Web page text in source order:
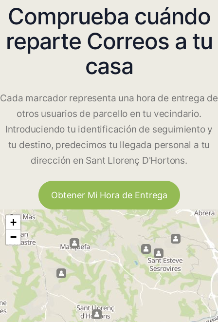
Comprueba cuándo
reparte Correos a tu
casa
Cada marcador representa una hora de entrega de
otros usuarios de parcello en tu vecindario.
Introduciendo tu identificación de seguimiento y
tu destino, predecimos tu llegada personal a tu
dirección en Sant Llorenç D'Hortons.
Obtener Mi Hora de Entrega
+
−